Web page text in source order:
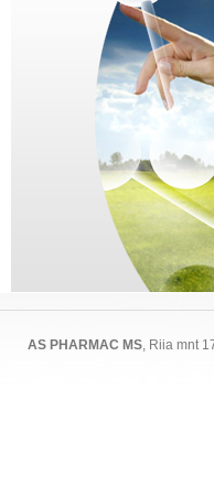
AS PHARMAC MS, Riia mnt